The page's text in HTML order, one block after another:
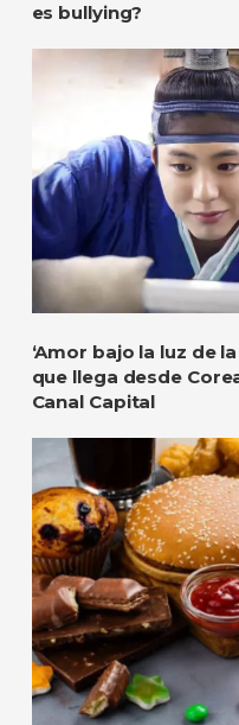
es bullying?
‘Amor bajo la luz de
que llega desde
Canal Capital